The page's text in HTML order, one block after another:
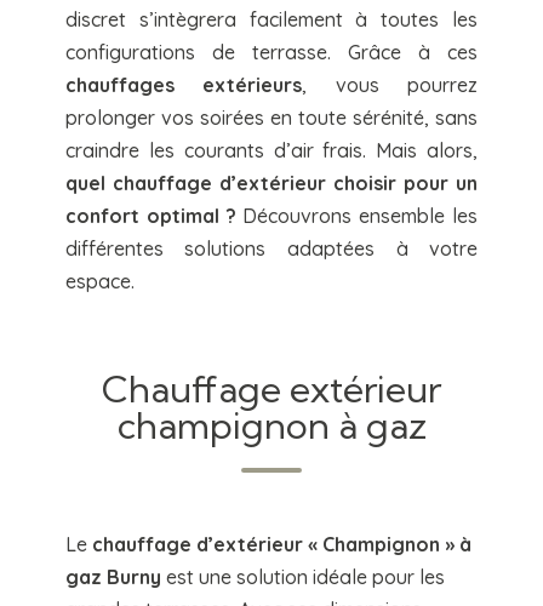
discret s’intègrera facilement à toutes les
configurations de terrasse. Grâce à ces
chauffages extérieurs, vous pourrez
prolonger vos soirées en toute sérénité, sans
craindre les courants d’air frais. Mais alors,
quel chauffage d’extérieur choisir pour un
confort optimal ? Découvrons ensemble les
différentes solutions adaptées à votre
espace.
Chauffage extérieur
champignon à gaz
Le chauffage d’extérieur « Champignon » à
gaz Burny est une solution idéale pour les